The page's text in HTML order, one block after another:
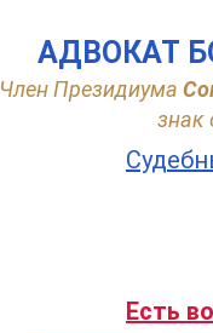
АДВОКАТ
Член Президиума
знак
Есть